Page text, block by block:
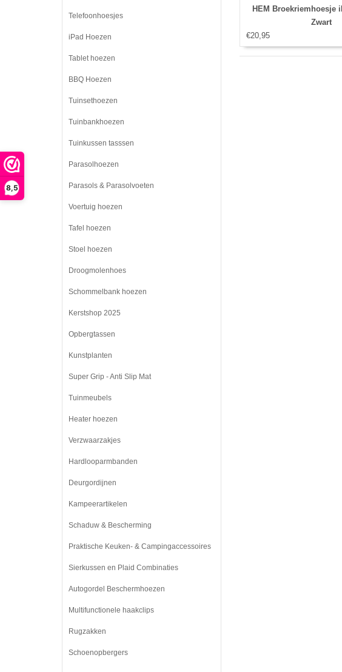
8,5
HEM Broekriemhoesje
Zwart
€20,95
Telefoonhoesjes
iPad Hoezen
Tablet hoezen
BBQ Hoezen
Tuinsethoezen
Tuinbankhoezen
Tuinkussen tasssen
Parasolhoezen
Parasols & Parasolvoeten
Voertuig hoezen
Tafel hoezen
Stoel hoezen
Droogmolenhoes
Schommelbank hoezen
Kerstshop 2025
Opbergtassen
Kunstplanten
Super Grip - Anti Slip Mat
Tuinmeubels
Heater hoezen
Verzwaarzakjes
Hardlooparmbanden
Deurgordijnen
Kampeerartikelen
Schaduw & Bescherming
Praktische Keuken- & Campingaccessoires
Sierkussen en Plaid Combinaties
Autogordel Beschermhoezen
Multifunctionele haakclips
Rugzakken
Schoenopbergers